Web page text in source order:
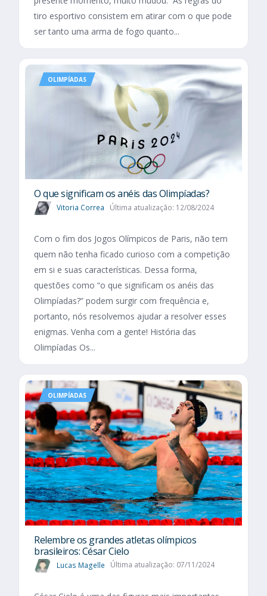
tiro esportivo consistem em atirar com o que pode
ser tanto uma arma de fogo quanto...
OLIMPÍADAS
O que significam os anéis das Olimpíadas?
Vitoria Correa Última atualização: 12/08/2024
Com o fim dos Jogos Olímpicos de Paris, não tem
quem não tenha ficado curioso com a competição
em si e suas características. Dessa forma,
questões como “o que significam os anéis das
Olimpíadas?” podem surgir com frequência e,
portanto, nós resolvemos ajudar a resolver esses
enigmas. Venha com a gente! História das
Olimpíadas Os...
OLIMPÍADAS
Relembre os grandes atletas olímpicos
brasileiros: César Cielo
Lucas Magelle Última atualização: 07/11/2024